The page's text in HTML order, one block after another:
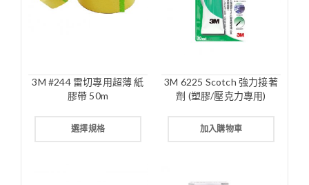
3M #244 雷切專用超薄 紙
膠帶 50m
選擇規格
3M 6225 Scotch 強力接著
劑 (塑膠/壓克力專用)
加入購物車